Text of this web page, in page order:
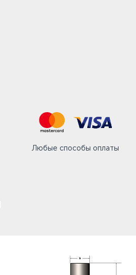
Любые способы оплаты